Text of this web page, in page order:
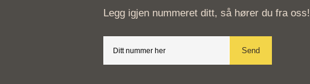
Legg igjen nummeret ditt, så hører du fra oss!